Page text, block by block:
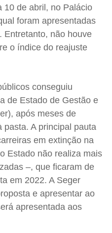
10 de abril, no Palácio
foram apresentadas
Entretanto, não houve
o índice do reajuste
conseguiu
de Estado de Gestão e
após meses de
pasta. A principal pauta
em extinção na
Estado não realiza mais
–, que ficaram de
em 2022. A Seger
e apresentar ao
apresentada aos